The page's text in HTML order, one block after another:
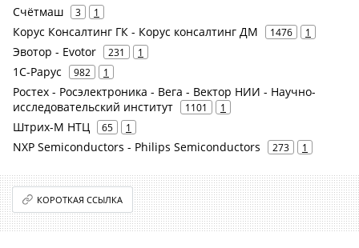
Счётмаш 3 1
Корус Консалтинг ГК - Корус консалтинг ДМ 1476 1
Эвотор - Evotor 231 1
1С-Рарус 982 1
Ростех - Росэлектроника - Вега - Вектор НИИ - Научно-
исследовательский институт
1101 1
Штрих-М НТЦ 65 1
NXP Semiconductors - Philips Semiconductors 273 1
КОРОТКАЯ ССЫЛКА